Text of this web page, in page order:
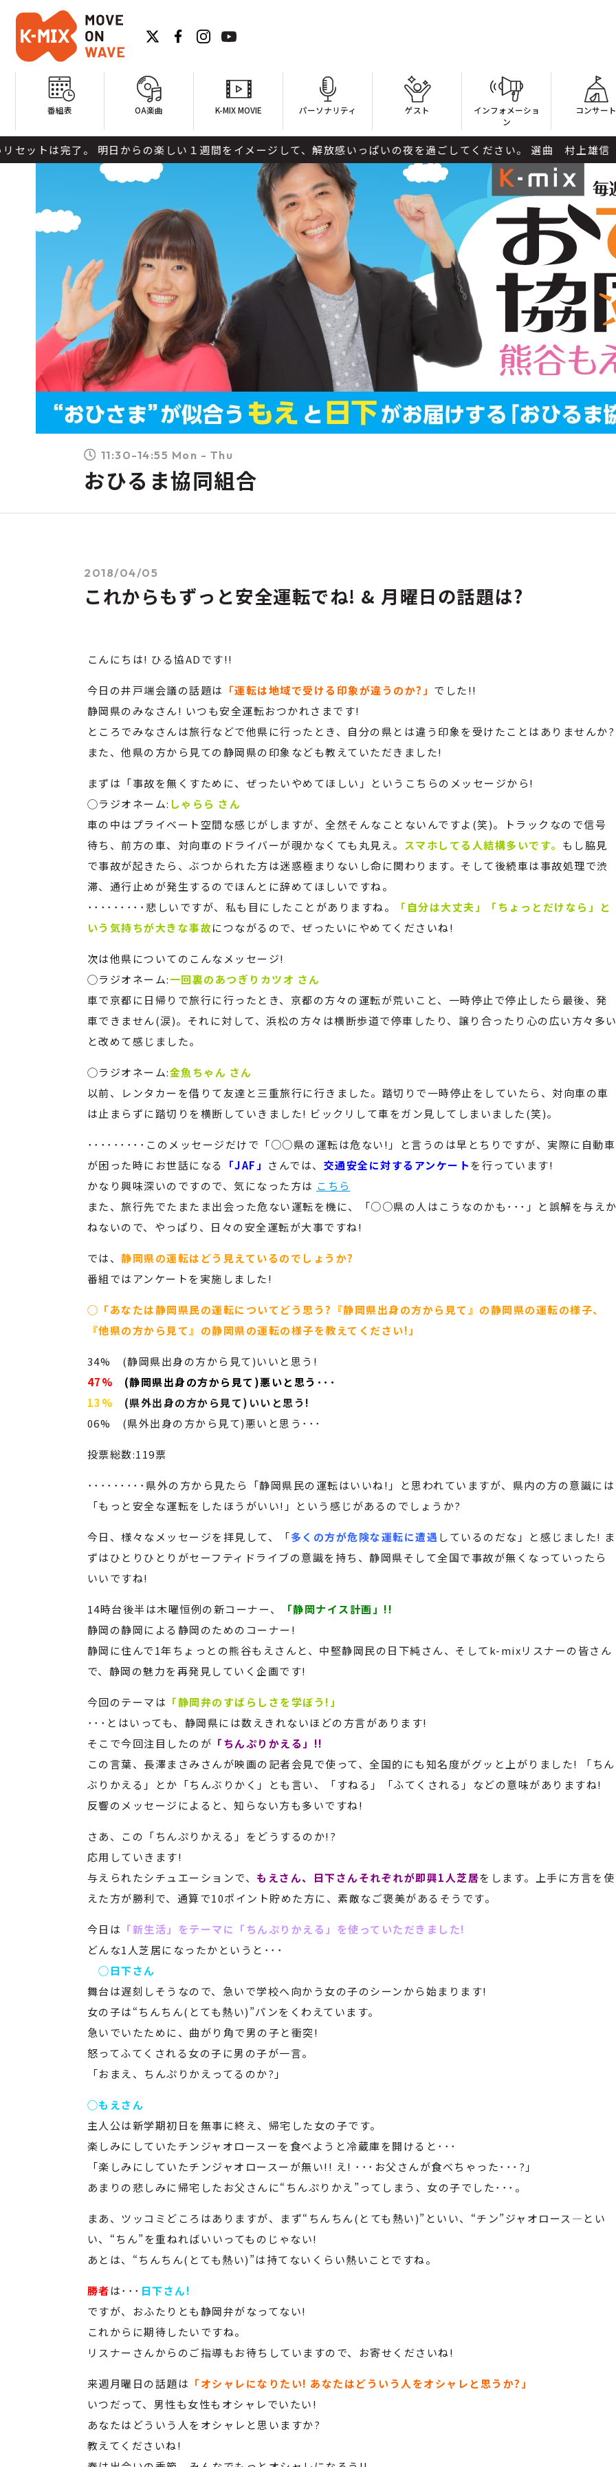
番組表 OA楽曲 K-MIX MOVIE パーソナリティ ゲスト
インフォメーショ
ン
コンサート
明日からの楽しい１週間をイメージして、解放感いっぱいの夜を過ごしてください。 選曲 村上雄信（BLUE BEAT
11:30-14:55 Mon - Thu
おひるま協同組合
2018/04/05
これからもずっと安全運転でね! & 月曜日の話題は?
こんにちは! ひる協ADです!!
今日の井戸端会議の話題は 「運転は地域で受ける印象が違うのか?」 でした!!
静岡県のみなさん! いつも安全運転おつかれさまです!
ところでみなさんは旅行などで他県に行ったとき、自分の県とは違う印象を受けたことはありませんか?
また、他県の方から見ての静岡県の印象なども教えていただきました!
まずは「事故を無くすために、ぜったいやめてほしい」というこちらのメッセージから!
◯ラジオネーム: しゃらら さん
車の中はプライベート空間な感じがしますが、全然そんなことないんですよ(笑)。トラックなので信号
待ち、前方の車、対向車のドライバーが覗かなくても丸見え。 スマホしてる人結構多いです。 もし脇見
で事故が起きたら、ぶつかられた方は迷惑極まりないし命に関わります。そして後続車は事故処理で渋
滞、通行止めが発生するのでほんとに辞めてほしいですね。
･････････悲しいですが、私も目にしたことがありますね。
「自分は大丈夫」「ちょっとだけなら」と
いう気持ちが大きな事故につながるので、ぜったいにやめてくださいね!
次は他県についてのこんなメッセージ!
◯ラジオネーム:一回裏のあつぎりカツオ さん
車で京都に日帰りで旅行に行ったとき、京都の方々の運転が荒いこと、一時停止で停止したら最後、発
車できません(涙)。それに対して、浜松の方々は横断歩道で停車したり、譲り合ったり心の広い方々多
と改めて感じました。
◯ラジオネーム:金魚ちゃん さん
以前、レンタカーを借りて友達と三重旅行に行きました。踏切りで一時停止をしていたら、対向車の車
は止まらずに踏切りを横断していきました! ビックリして車をガン見してしまいました(笑)。
･････････このメッセージだけで「○○県の運転は危ない!」と言うのは早とちりですが、実際に自動車
が困った時にお世話になる
「JAF」 さんでは、 交通安全に対するアンケートを行っています!
かなり興味深いのですので、気になった方は こちら
また、旅行先でたまたま出会った危ない運転を機に、「○○県の人はこうなのかも･･･」と誤解を与え
ねないので、やっぱり、日々の安全運転が大事ですね!
では、 静岡県の運転はどう見えているのでしょうか?
番組ではアンケートを実施しました!
◯「あなたは静岡県民の運転についてどう思う?『静岡県出身の方から見て』の静岡県の運転の様子、
『他県の方から見て』の静岡県の運転の様子を教えてください!」
34% (静岡県出身の方から見て)いいと思う!
47%
(静岡県出身の方から見て )悪いと思う･･･
13%
(県外出身の方から見て)いいと思う!
06% (県外出身の方から見て)悪いと思う･･･
投票総数:119票
･････････県外の方から見たら「静岡県民の運転はいいね!」と思われていますが、県内の方の意識には
「もっと安全な運転をしたほうがいい!」という感じがあるのでしょうか?
今日、様々なメッセージを拝見して、「多くの方が危険な運転に遭遇 しているのだな」と感じました! ま
ずはひとりひとりがセーフティドライブの意識を持ち、静岡県そして全国で事故が無くなっていったら
いいですね!
14時台後半は木曜恒例の新コーナー、
「静岡ナイス計画」!!
静岡の静岡による静岡のためのコーナー!
静岡に住んで1年ちょっとの熊谷もえさんと、中堅静岡民の日下純さん、そしてk-mixリスナーの皆さん
で、静岡の魅力を再発見していく企画です!
今回のテーマは 「静岡弁のすばらしさを学ぼう!」
･･･とはいっても、静岡県には数えきれないほどの方言があります!
そこで今回注目したのが 「ちんぷりかえる」!!
この言葉、長澤まさみさんが映画の記者会見で使って、全国的にも知名度がグッと上がりました! 「ちん
ぶりかえる」とか「ちんぶりかく」とも言い、「すねる」「ふてくされる」などの意味がありますね!
反響のメッセージによると、知らない方も多いですね!
さあ、この「ちんぷりかえる」をどうするのか!?
応用していきます!
与えられたシチュエーションで、 もえさん、日下さんそれぞれが即興1人芝居をします。上手に方言を使
えた方が勝利で、通算で10ポイント貯めた方に、素敵なご褒美があるそうです。
今日は 「新生活」をテーマに「ちんぷりかえる」を使っていただきました!
どんな1人芝居になったかというと･･･
◯日下さん
舞台は遅刻しそうなので、急いで学校へ向かう女の子のシーンから始まります!
女の子は“ちんちん(とても熱い)”パンをくわえています。
急いでいたために、曲がり角で男の子と衝突!
怒ってふてくされる女の子に男の子が一言。
「おまえ、ちんぷりかえってるのか?」
◯もえさん
主人公は新学期初日を無事に終え、帰宅した女の子です。
楽しみにしていたチンジャオロースーを食べようと冷蔵庫を開けると･･･
「楽しみにしていたチンジャオロースーが無い!! え! ･･･お父さんが食べちゃった･･･?」
あまりの悲しみに帰宅したお父さんに“ちんぷりかえ”ってしまう、女の子でした･･･。
まあ、ツッコミどころはありますが、まず“ちんちん(とても熱い)”といい、“チン”ジャオロース―とい
い、“ちん”を重ねればいいってものじゃない!
あとは、“ちんちん(とても熱い)”は持てないくらい熱いことですね。
勝者は･･･ 日下さん!
ですが、おふたりとも静岡弁がなってない!
これからに期待したいですね。
リスナーさんからのご指導もお待ちしていますので、お寄せくださいね!
来週月曜日の話題は 「オシャレになりたい! あなたはどういう人をオシャレと思うか?」
いつだって、男性も女性もオシャレでいたい!
あなたはどういう人をオシャレと思いますか?
教えてくださいね!